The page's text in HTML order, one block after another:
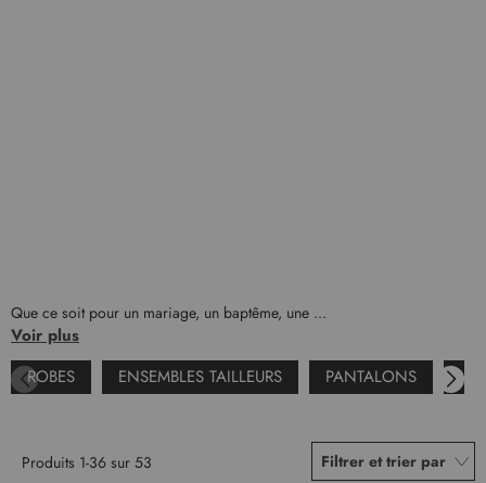
Que ce soit pour un mariage, un baptême, une ...
Voir plus
ROBES
ENSEMBLES TAILLEURS PANTALONS
Produits 1-36 sur 53 Filtrer et trier par